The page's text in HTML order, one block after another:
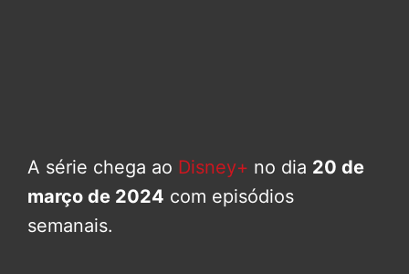
A série chega ao Disney+ no dia 20 de
março de 2024 com episódios
semanais.